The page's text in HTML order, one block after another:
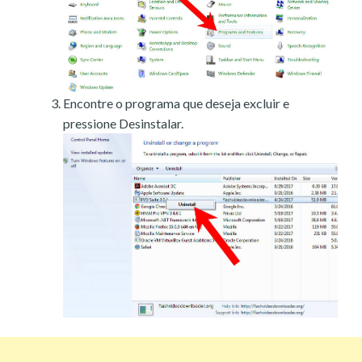
Encontre o programa que deseja excluir e
pressione Desinstalar.